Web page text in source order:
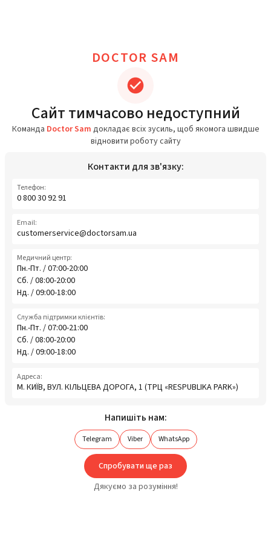
DOCTOR SAM
Сайт тимчасово недоступний
Команда Doctor Sam докладає всіх зусиль, щоб якомога швидше
відновити роботу сайту
Контакти для зв'язку:
Телефон:
0 800 30 92 91
Email:
customerservice@doctorsam.ua
Медичний центр:
Пн.-Пт. / 07:00-20:00
Сб. / 08:00-20:00
Нд. / 09:00-18:00
Служба підтримки клієнтів:
Пн.-Пт. / 07:00-21:00
Сб. / 08:00-20:00
Нд. / 09:00-18:00
Адреса:
М. КИЇВ, ВУЛ. КІЛЬЦЕВА ДОРОГА, 1 (ТРЦ «RESPUBLIKA PARK»)
Напишіть нам:
Telegram Viber WhatsApp
Спробувати ще раз
Дякуємо за розуміння!